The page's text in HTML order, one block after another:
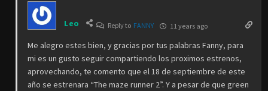
Leo Reply to FANNY 11 years ago
Me alegro estes bien, y gracias por tus palabras Fanny, para
mi es un gusto seguir compartiendo los proximos estrenos,
aprovechando, te comento que el 18 de septiembre de este
año se estrenara “The maze runner 2”. Y a pesar de que green